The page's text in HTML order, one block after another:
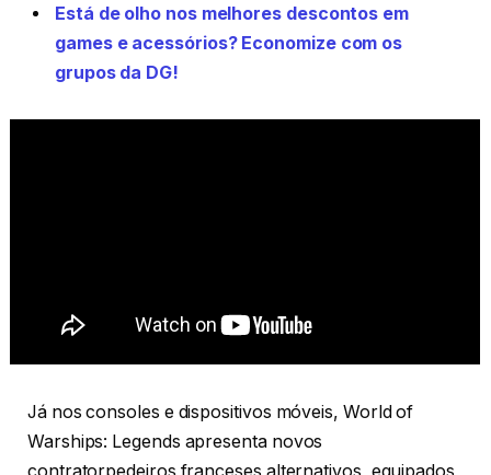
Está de olho nos melhores descontos em
games e acessórios? Economize com os
grupos da DG!
Já nos consoles e dispositivos móveis, World of
Warships: Legends apresenta novos